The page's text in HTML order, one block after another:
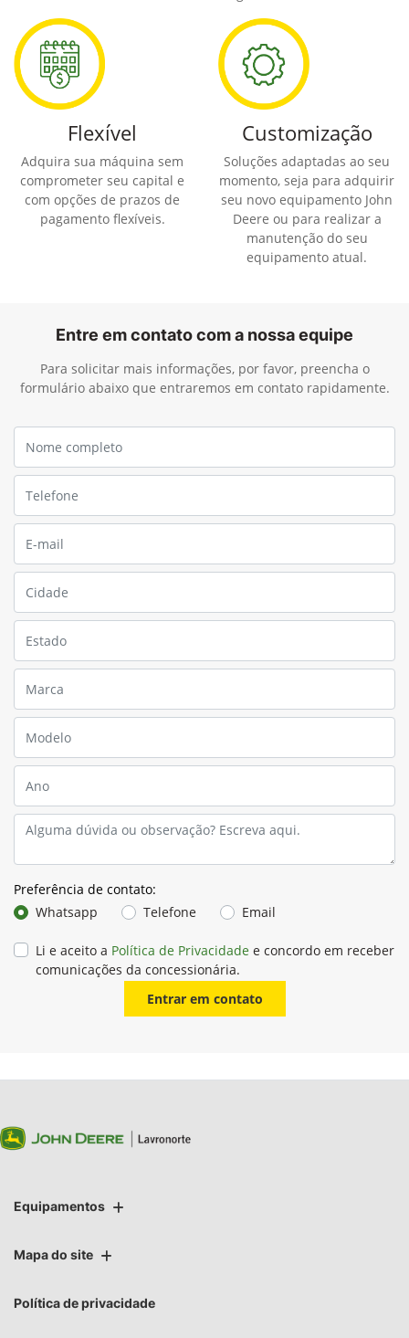
Flexível
Adquira sua máquina sem
comprometer seu capital e
com opções de prazos de
pagamento flexíveis.
Customização
Soluções adaptadas ao seu
momento, seja para adquirir
seu novo equipamento John
Deere ou para realizar a
manutenção do seu
equipamento atual.
Entre em contato com a nossa equipe
Para solicitar mais informações, por favor, preencha o
formulário abaixo que entraremos em contato rapidamente.
Preferência de contato:
Whatsapp
Telefone Email
Li e aceito a Política de Privacidade e concordo em receber
comunicações da concessionária.
Entrar em contato
Equipamentos
Mapa do site
Política de privacidade